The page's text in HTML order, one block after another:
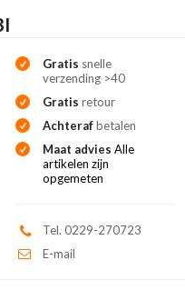
Gratis snelle
verzending >40
Gratis retour
Achterafbetalen
Maat adviesAlle
artikelen zijn
opgemeten
Tel. 0229-270723
E-mail